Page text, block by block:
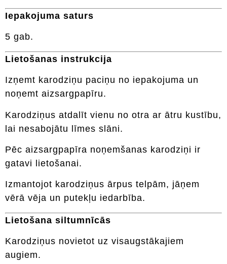
Iepakojuma saturs
5 gab.
Lietošanas instrukcija
Izņemt karodziņu paciņu no iepakojuma un
noņemt aizsargpapīru.
Karodziņus atdalīt vienu no otra ar ātru kustību,
lai nesabojātu līmes slāni.
Pēc aizsargpapīra noņemšanas karodziņi ir
gatavi lietošanai.
Izmantojot karodziņus ārpus telpām, jāņem
vērā vēja un putekļu iedarbība.
Lietošana siltumnīcās
Karodziņus novietot uz visaugstākajiem
augiem.